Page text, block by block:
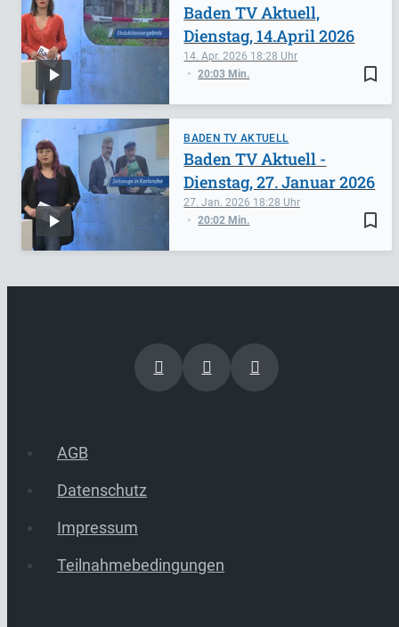
bookmark_border
14. Apr. 2026 18:28
20:03 Min.
Baden TV Aktuell,
Dienstag, 14.April 2026
BADEN TV AKTUELL
bookmark_border
27. Jan. 2026 18:28
20:02 Min.
Baden TV Aktuell -
Dienstag, 27. Januar 2026
AGB
Datenschutz
Impressum
Teilnahmebedingungen